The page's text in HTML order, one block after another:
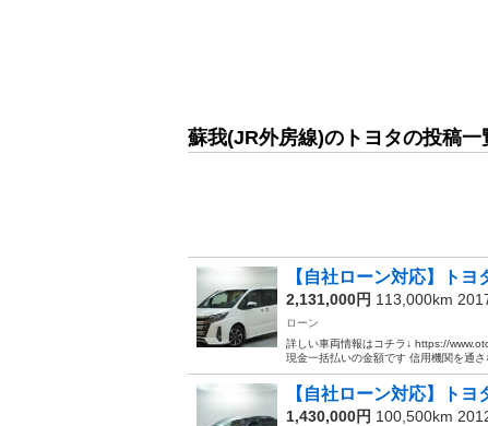
蘇我(JR外房線)のトヨタの投稿一
【自社ローン対応】
2,131,000円 113,000km
ローン
詳しい車両情報はコチラ↓ https://
現金一括払いの金額です 信用機関を通さ
【自社ローン対応】ト
1,430,000円 100,500km